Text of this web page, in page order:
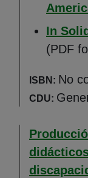
In
(PDF
ISBN: No
CDU: